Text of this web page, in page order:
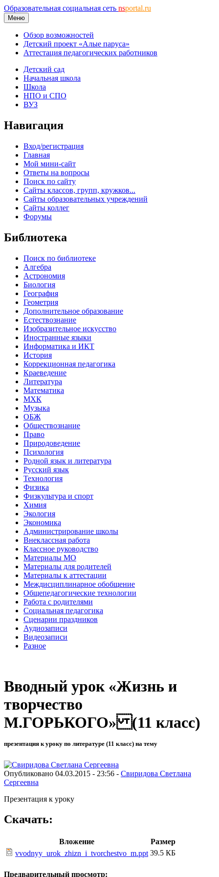
Образовательная социальная сеть nsportal.ru
Меню
Обзор возможностей
Детский проект «Алые паруса»
Аттестация педагогических работников
Детский сад
Начальная школа
Школа
НПО и СПО
ВУЗ
Навигация
Вход/регистрация
Главная
Мой мини-сайт
Ответы на вопросы
Поиск по сайту
Сайты классов, групп, кружков...
Сайты образовательных учреждений
Сайты коллег
Форумы
Библиотека
Поиск по библиотеке
Алгебра
Астрономия
Биология
География
Геометрия
Дополнительное образование
Естествознание
Изобразительное искусство
Иностранные языки
Информатика и ИКТ
История
Коррекционная педагогика
Краеведение
Литература
Математика
МХК
Музыка
ОБЖ
Обществознание
Право
Природоведение
Психология
Родной язык и литература
Русский язык
Технология
Физика
Физкультура и спорт
Химия
Экология
Экономика
Администрирование школы
Внеклассная работа
Классное руководство
Материалы МО
Материалы для родителей
Материалы к аттестации
Междисциплинарное обобщение
Общепедагогические технологии
Работа с родителями
Социальная педагогика
Сценарии праздников
Аудиозаписи
Видеозаписи
Разное
Вводный урок «Жизнь и
творчество
М.ГОРЬКОГО» (11 класс)
презентация к уроку по литературе (11 класс) на тему
Опубликовано 04.03.2015 - 23:56 - Свиридова Светлана
Сергеевна
Презентация к уроку
Скачать:
Вложение
Размер
vvodnyy_urok_zhizn_i_tvorchestvo_m.ppt 39.5 КБ
Предварительный просмотр: